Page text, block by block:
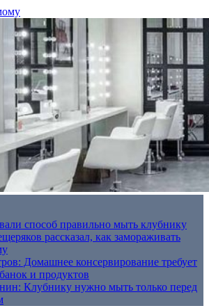
способ правильно мыть клубнику
рассказал, как замораживать
Домашнее консервирование требует
и продуктов
Клубнику нужно мыть только перед